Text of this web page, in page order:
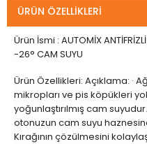
ÜRÜN ÖZELLIKLERI
Ürün İsmi : AUTOMİX
-26° CAM SUYU
Ürün Özellikleri: Açıklama: ·
mikropları ve pis köpükleri
yoğunlaştırılmış cam
otonuzun cam suyu
Kırağının çözülmesini